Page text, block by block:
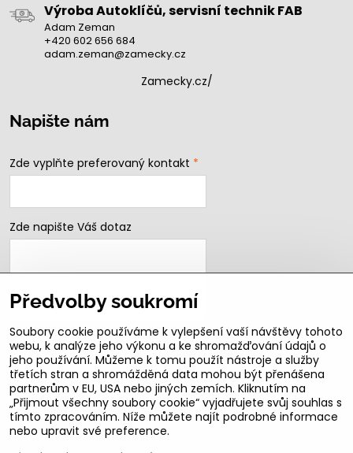
Výroba Autoklíčů, servisní technik FAB
Adam Zeman
+420 602 656 684
adam.zeman@zamecky.cz
Zamecky.cz/
Napište nám
Zde vyplňte preferovaný kontakt *
Zde napište Váš dotaz
Odeslat
B2b podmínky pro registrované partnery
Předvolby soukromí
Soubory cookie používáme k vylepšení vaší návštěvy tohoto
webu, k analýze jeho výkonu a ke shromažďování údajů o
jeho používání. Můžeme k tomu použít nástroje a služby
třetích stran a shromážděná data mohou být přenášena
partnerům v EU, USA nebo jiných zemích. Kliknutím na
„Přijmout všechny soubory cookie“ vyjadřujete svůj souhlas s
tímto zpracováním. Níže můžete najít podrobné informace
nebo upravit své preference.